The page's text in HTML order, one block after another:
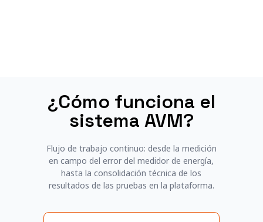
¿Cómo funciona el
sistema AVM?
Flujo de trabajo continuo: desde la medición
en campo del error del medidor de energía,
hasta la consolidación técnica de los
resultados de las pruebas en la plataforma.